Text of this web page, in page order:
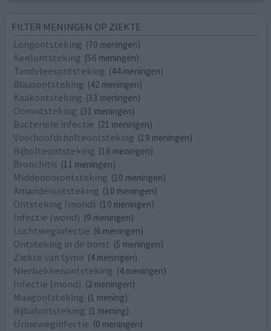
FILTER MENINGEN OP ZIEKTE
Longontsteking (70 meningen)
Keelontsteking (56 meningen)
Tandvleesontsteking (44 meningen)
Blaasontsteking (42 meningen)
Kaakontsteking (33 meningen)
Oorontsteking (31 meningen)
Bacteriële infectie (21 meningen)
Voorhoofdsholteontsteking (19 meningen)
Bijholteontsteking (16 meningen)
Bronchitis (11 meningen)
Middenoorontsteking (10 meningen)
Amandelontsteking (10 meningen)
Ontsteking (mond) (10 meningen)
Infectie (wond) (9 meningen)
Luchtweginfectie (6 meningen)
Ontsteking in de borst (5 meningen)
Ziekte van Lyme (4 meningen)
Nierbekkenontsteking (4 meningen)
Infectie (mond) (2 meningen)
Maagontsteking (1 mening)
Bijbalontsteking (1 mening)
Urineweginfectie (0 meningen)